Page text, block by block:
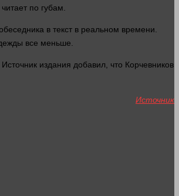
читает по губам.
в текст в реальном времени
все меньше.
издания добавил, что Корчевников
Источник